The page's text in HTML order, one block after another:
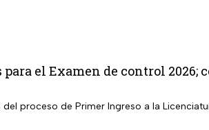
el Examen de control 2026;
proceso de Primer Ingreso a la